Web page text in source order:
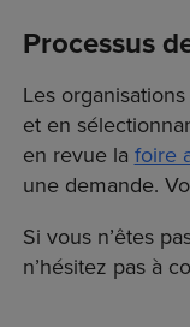
Processus
Les
et en
en revue la foire
une demande.
Si vous n’êtes
n’hésitez pas à